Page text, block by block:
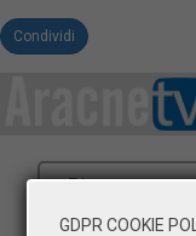
Condividi
GDPR COOKIE